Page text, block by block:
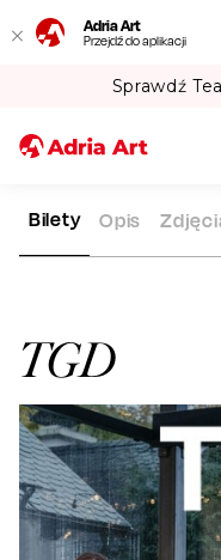
Adria Art
Przejdź do aplikacji
Sprawdź
ADRIA ART ARTYŚCI
TGD
Bilety Opis